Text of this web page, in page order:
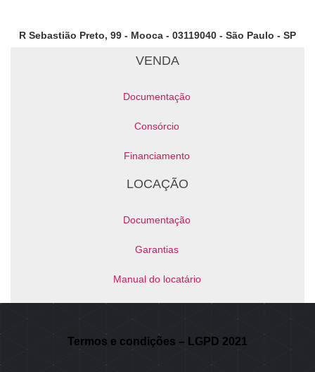
Termos e condições – LGPD 2021
R Sebastião Preto, 99 - Mooca - 03119040 - São Paulo - SP
VENDA
Documentação
Consórcio
Financiamento
LOCAÇÃO
Documentação
Garantias
Manual do locatário
NOSSOS CANAIS
Área do Proprietário / Locatário